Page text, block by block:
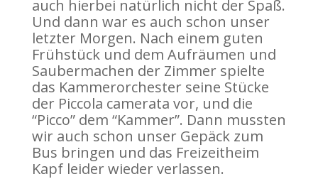
auch hierbei natürlich nicht der Spaß.
Und dann war es auch schon unser
letzter Morgen. Nach einem guten
Frühstück und dem Aufräumen und
Saubermachen der Zimmer spielte
das Kammerorchester seine Stücke
der Piccola camerata vor, und die
“Picco” dem “Kammer”. Dann mussten
wir auch schon unser Gepäck zum
Bus bringen und das Freizeitheim
Kapf leider wieder verlassen.